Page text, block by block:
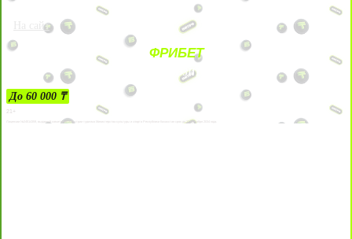
На сайт
ФРИБЕТ
ЗА ДЕПОЗИТЫ
До 60 000 ₸
21+
Лицензии №24514359, выданной комитетом индустрии туризма Министерства культуры и спорта Республики Казахстан срок до 27 сентября 2034 года.